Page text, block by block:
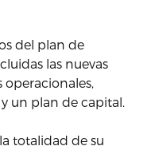
del plan de
las nuevas
un plan de capital.
totalidad de su